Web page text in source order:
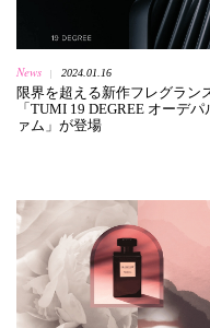
News 2024.01.16
限界を超える新作フレグラン
「TUMI 19 DEGREE オーデパ
ァム」が登場